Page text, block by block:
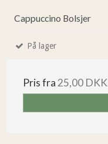
Cappuccino Bolsjer
På lager
Pris fra 25,00 DKK